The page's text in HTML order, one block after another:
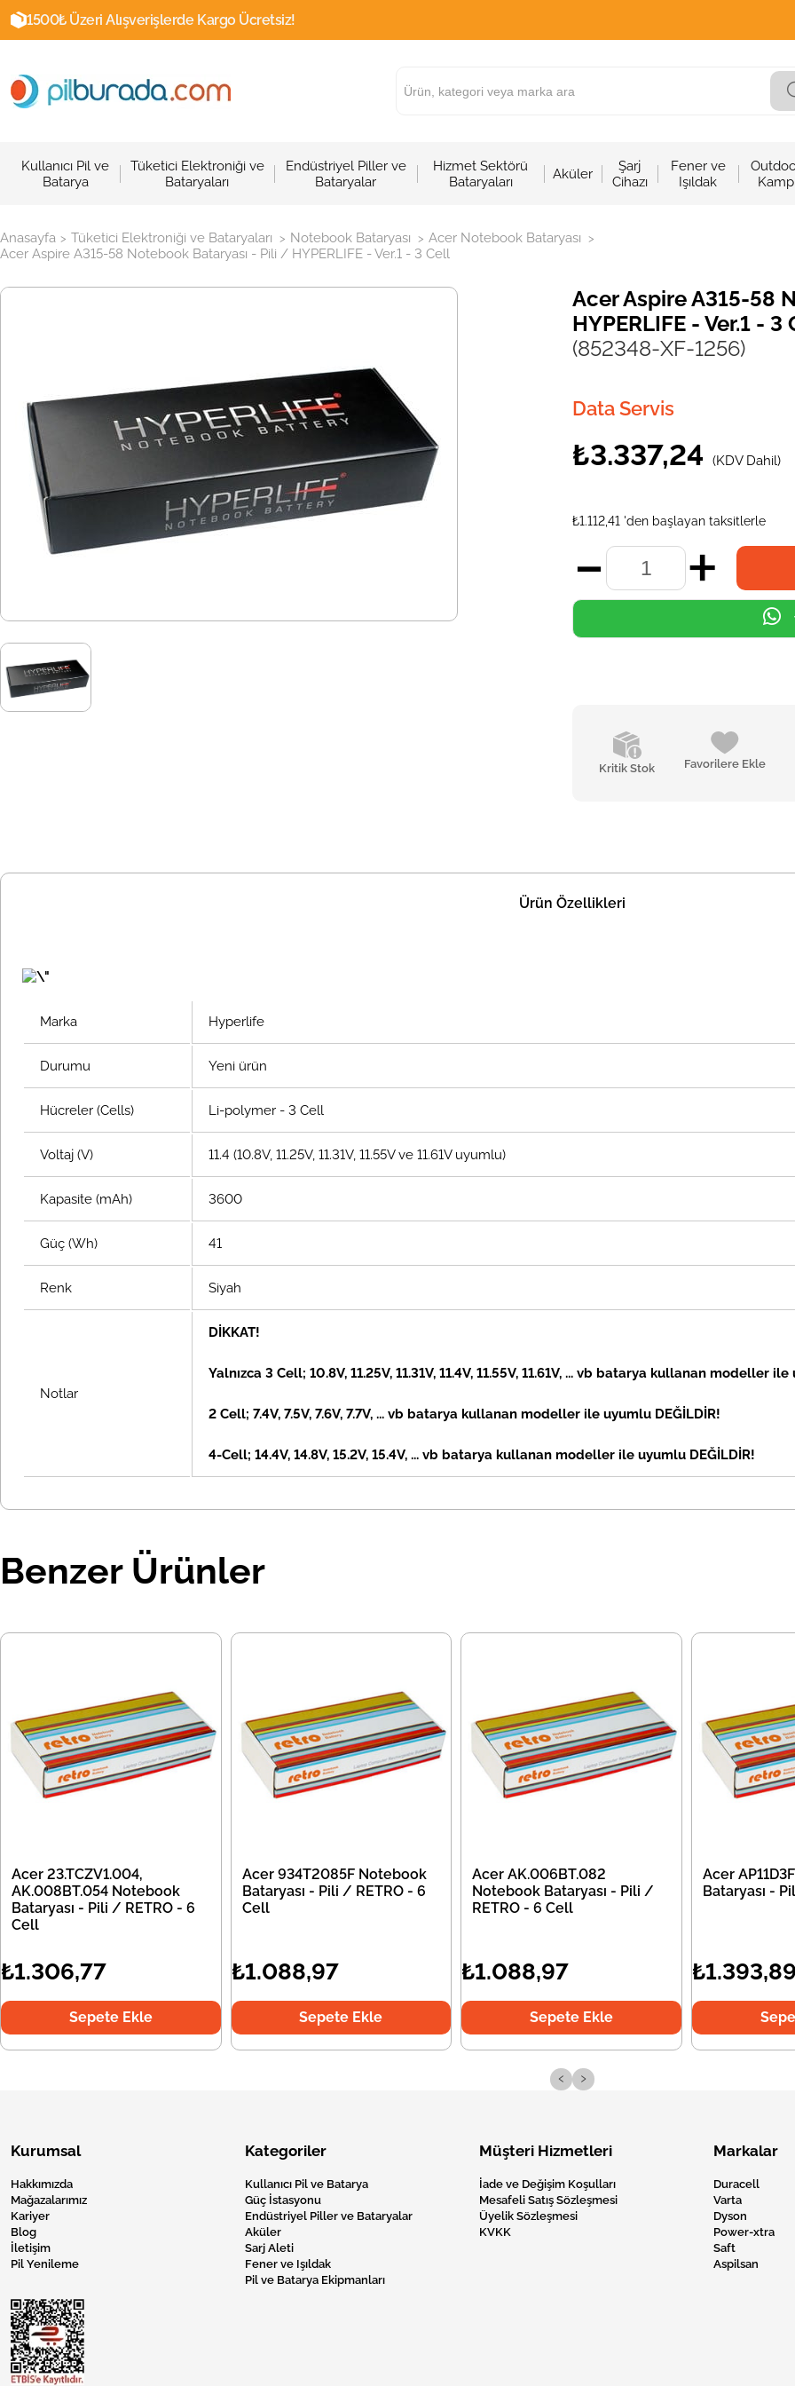
1500₺ Üzeri Alışverişlerde Kargo Ücretsiz!
Kullanıcı Pil ve
Batarya
Tüketici Elektroniği ve
Bataryaları
Endüstriyel Piller ve
Bataryalar
Hizmet Sektörü
Bataryaları
Aküler
Şarj
Cihazı
Fener ve
Işıldak
Kamp
Anasayfa > Tüketici Elektroniği ve Bataryaları > Notebook Bataryası > Acer Notebook Bataryası >
Acer Aspire A315-58 Notebook Bataryası - Pili / HYPERLIFE - Ver.1 - 3 Cell
Acer Aspire A315-58
HYPERLIFE - Ver.1 - 3
(852348-XF-1256)
Data Servis
₺3.337,24 (KDV Dahil)
₺1.112,41 'den başlayan taksitlerle
Kritik Stok Favorilere Ekle
Ürün Özellikleri
Marka Hyperlife
Durumu Yeni ürün
Hücreler (Cells) Li-polymer - 3 Cell
Voltaj (V) 11.4 (10.8V, 11.25V, 11.31V, 11.55V ve 11.61V uyumlu)
Kapasite (mAh) 3600
Güç (Wh) 41
Renk Siyah
Notlar
DİKKAT!
Yalnızca 3 Cell; 10.8V, 11.25V, 11.31V, 11.4V, 11.55V, 11.61V, ... vb batarya kullanan modeller
2 Cell; 7.4V, 7.5V, 7.6V, 7.7V, ... vb batarya kullanan modeller ile uyumlu DEĞİLDİR!
4-Cell; 14.4V, 14.8V, 15.2V, 15.4V, ... vb batarya kullanan modeller ile uyumlu DEĞİLDİR!
Benzer Ürünler
Acer 23.TCZV1.004,
AK.008BT.054 Notebook
Bataryası - Pili / RETRO - 6
Cell
₺1.306,77
Sepete Ekle
Acer 934T2085F Notebook
Bataryası - Pili / RETRO - 6
Cell
₺1.088,97
Sepete Ekle
Acer AK.006BT.082
Notebook Bataryası - Pili /
RETRO - 6 Cell
₺1.088,97
Sepete Ekle
Acer
Bataryası -
₺1.393,89
‹ ›
Kurumsal
Hakkımızda
Mağazalarımız
Kariyer
Blog
İletişim
Pil Yenileme
Kategoriler
Kullanıcı Pil ve Batarya
Güç İstasyonu
Endüstriyel Piller ve Bataryalar
Aküler
Sarj Aleti
Fener ve Işıldak
Pil ve Batarya Ekipmanları
Müşteri Hizmetleri
İade ve Değişim Koşulları
Mesafeli Satış Sözleşmesi
Üyelik Sözleşmesi
KVKK
Markalar
Duracell
Varta
Dyson
Power-xtra
Saft
Aspilsan